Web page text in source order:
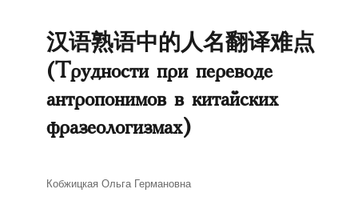
汉语熟语中的人名翻译难点
(Трудности при переводе
антропонимов в китайских
фразеологизмах)
Автор
Кобжицкая Ольга Германовна